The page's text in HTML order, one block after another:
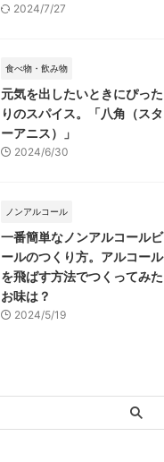
2024/7/27
食べ物・飲み物
元気を出したいときにぴった
りのスパイス。「八角（スタ
ーアニス）」
2024/6/30
ノンアルコール
一番簡単なノンアルコールビ
ールのつくり方。アルコール
を飛ばす方法でつくってみた
お味は？
2024/5/19